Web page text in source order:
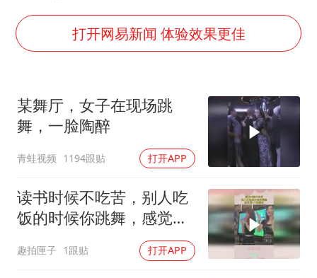
日本试射“战斧”导弹，国防部回应
百花奖开幕式
夯实基础开新局
打开网易新闻 体验效果更佳
某舞厅，女子在现场跳
舞，一脸陶醉
青蛙视频 1194跟贴 打开APP
读书时候不吃苦，别人吃
饭的时候你跳舞，感觉第
趣拍匣子 1跟贴 打开APP